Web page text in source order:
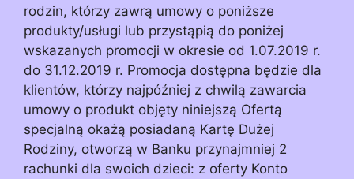
rodzin, którzy zawrą umowy o poniższe
produkty/usługi lub przystąpią do poniżej
wskazanych promocji w okresie od 1.07.2019 r.
do 31.12.2019 r. Promocja dostępna będzie dla
klientów, którzy najpóźniej z chwilą zawarcia
umowy o produkt objęty niniejszą Ofertą
specjalną okażą posiadaną Kartę Dużej
Rodziny, otworzą w Banku przynajmniej 2
rachunki dla swoich dzieci: z oferty Konto